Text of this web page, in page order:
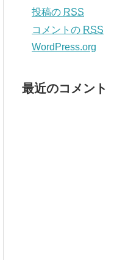
投稿の RSS
コメントの RSS
WordPress.org
最近のコメント